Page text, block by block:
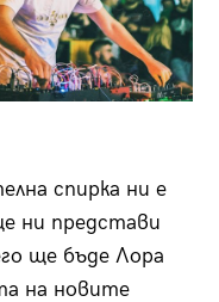
спирка ни е
ни представи
ще бъде Лора
на новите